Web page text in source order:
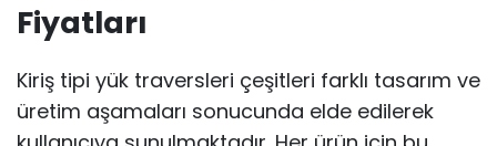
Fiyatları
Kiriş tipi yük traversleri çeşitleri farklı tasarım ve
üretim aşamaları sonucunda elde edilerek